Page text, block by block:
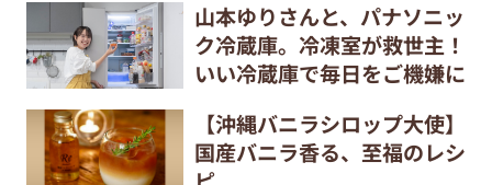
山本ゆりさんと、パナソニッ
ク冷蔵庫。冷凍室が救世主！
いい冷蔵庫で毎日をご機嫌に
【沖縄バニラシロップ大使】
国産バニラ香る、至福のレシ